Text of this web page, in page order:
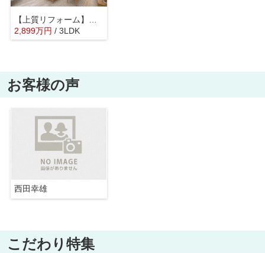
2,899万円 / 3LDK
お客様の声
西田幸雄
こだわり特集